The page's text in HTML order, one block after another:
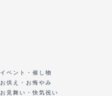
イベント・催し物
お供え・お悔やみ
お見舞い・快気祝い